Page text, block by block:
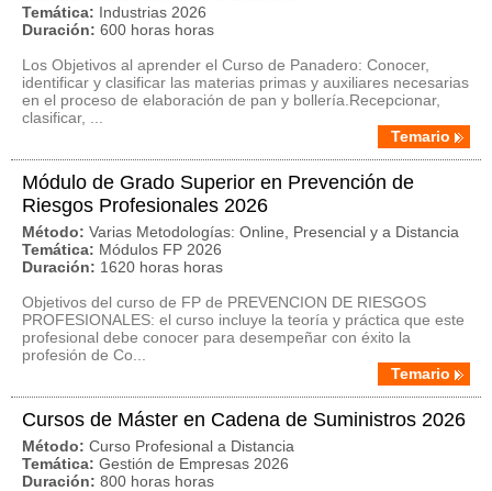
Temática: Industrias 2026
Duración: 600 horas horas
Los Objetivos al aprender el Curso de Panadero: Conocer,
identificar y clasificar las materias primas y auxiliares necesarias
en el proceso de elaboración de pan y bollería.Recepcionar,
clasificar, ...
Temario
Módulo de Grado Superior en Prevención de
Riesgos Profesionales 2026
Método: Varias Metodologías: Online, Presencial y a Distancia
Temática: Módulos FP 2026
Duración: 1620 horas horas
Objetivos del curso de FP de PREVENCION DE RIESGOS
PROFESIONALES: el curso incluye la teoría y práctica que este
profesional debe conocer para desempeñar con éxito la
profesión de Co...
Temario
Cursos de Máster en Cadena de Suministros 2026
Método: Curso Profesional a Distancia
Temática: Gestión de Empresas 2026
Duración: 800 horas horas